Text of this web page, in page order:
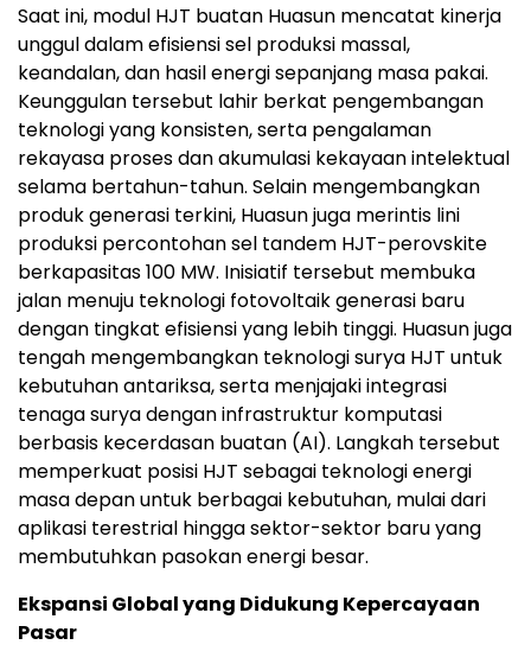
Saat ini, modul HJT buatan Huasun mencatat kinerja
unggul dalam efisiensi sel produksi massal,
keandalan, dan hasil energi sepanjang masa pakai.
Keunggulan tersebut lahir berkat pengembangan
teknologi yang konsisten, serta pengalaman
rekayasa proses dan akumulasi kekayaan intelektual
selama bertahun-tahun. Selain mengembangkan
produk generasi terkini, Huasun juga merintis lini
produksi percontohan sel tandem HJT-perovskite
berkapasitas 100 MW. Inisiatif tersebut membuka
jalan menuju teknologi fotovoltaik generasi baru
dengan tingkat efisiensi yang lebih tinggi. Huasun juga
tengah mengembangkan teknologi surya HJT untuk
kebutuhan antariksa, serta menjajaki integrasi
tenaga surya dengan infrastruktur komputasi
berbasis kecerdasan buatan (AI). Langkah tersebut
memperkuat posisi HJT sebagai teknologi energi
masa depan untuk berbagai kebutuhan, mulai dari
aplikasi terestrial hingga sektor-sektor baru yang
membutuhkan pasokan energi besar.
Ekspansi Global yang Didukung Kepercayaan
Pasar